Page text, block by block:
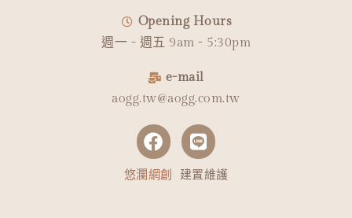
Opening Hours
週一 - 週五 9am - 5:30pm
e-mail
aogg.tw@aogg.com.tw
悠瀾網創 建置維護